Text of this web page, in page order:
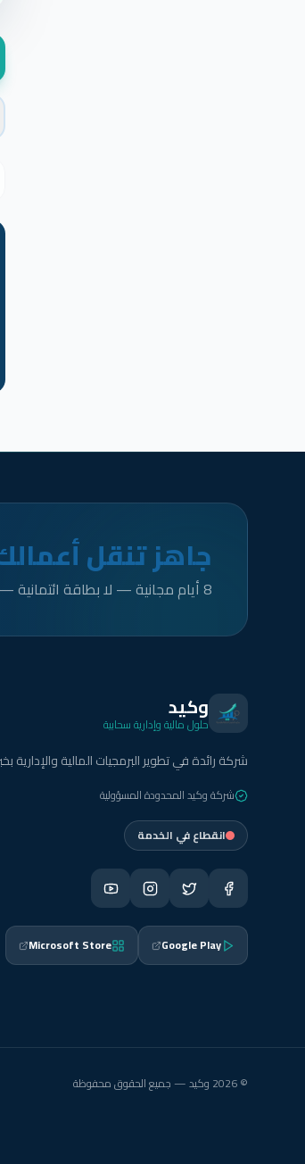
جاهز تنقل
8 أيام مجانية — لا بطاقة ائتمانية — لا التزامات
وكيد
حلول مالية وإدارية سحابية
شركة رائدة في تطوير البرمجيات المالية والإدارية بخبرة
شركة وكيد المحدودة المسؤولية
انقطاع في الخدمة
Google Play
Microsoft Store
© 2026 وكيد — جميع الحقوق محفوظة